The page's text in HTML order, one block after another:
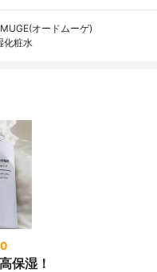
オードムーゲ)
化粧水
保湿！